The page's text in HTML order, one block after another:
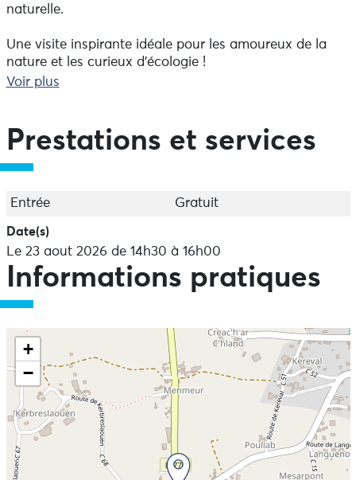
naturelle.
Une visite inspirante idéale pour les amoureux de la
nature et les curieux d'écologie !
Voir plus
Prestations et services
Entrée Gratuit
Date(s)
Le 23 aout 2026 de 14h30 à 16h00
Informations pratiques
+
−